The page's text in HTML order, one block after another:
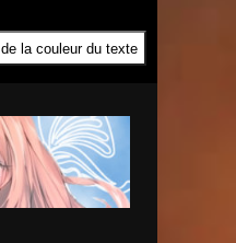
Choix de la couleur du texte